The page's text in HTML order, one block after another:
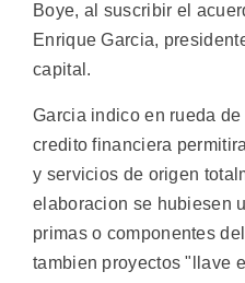
Boye, al suscribir el
Enrique Garcia,
capital.
Garcia indico en rueda
credito financiera
y servicios de origen
elaboracion se hubiesen
primas o componentes
tambien proyectos "llave